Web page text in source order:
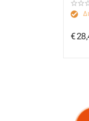
€